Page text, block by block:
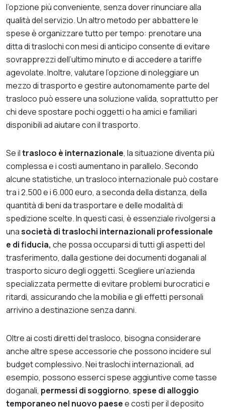
l’opzione più conveniente, senza dover rinunciare alla
qualità del servizio. Un altro metodo per abbattere le
spese è organizzare tutto per tempo: prenotare una
ditta di traslochi con mesi di anticipo consente di evitare
sovrapprezzi dell’ultimo minuto e di accedere a tariffe
agevolate. Inoltre, valutare l’opzione di noleggiare un
mezzo di trasporto e gestire autonomamente parte del
trasloco può essere una soluzione valida, soprattutto per
chi deve spostare pochi oggetti o ha amici e familiari
disponibili ad aiutare con il trasporto.
Se iltrasloco è internazionale, la situazione diventa più
complessa e i costi aumentano in parallelo. Secondo
alcune statistiche, un trasloco internazionale può costare
tra i 2.500 e i 6.000 euro, a seconda della distanza, della
quantità di beni da trasportare e delle modalità di
spedizione scelte. In questi casi, è essenziale rivolgersi a
unasocietà di traslochi internazionali professionale
e di fiducia, che possa occuparsi di tutti gli aspetti del
trasferimento, dalla gestione dei documenti doganali al
trasporto sicuro degli oggetti. Scegliere un’azienda
specializzata permette di evitare problemi burocratici e
ritardi, assicurando che la mobilia e gli effetti personali
arrivino a destinazione senza danni.
Oltre ai costi diretti del trasloco, bisogna considerare
anche altre spese accessorie che possono incidere sul
budget complessivo. Nei traslochi internazionali, ad
esempio, possono esserci spese aggiuntive come tasse
doganali, permessi di soggiorno, spese di alloggio
temporaneo nel nuovo paesee costi per il deposito